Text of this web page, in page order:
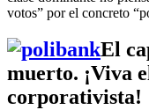
votos” por el concreto
El
muerto. ¡Viva
corporativista!